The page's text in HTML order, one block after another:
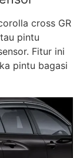
cross GR
pintu
Fitur ini
pintu bagasi